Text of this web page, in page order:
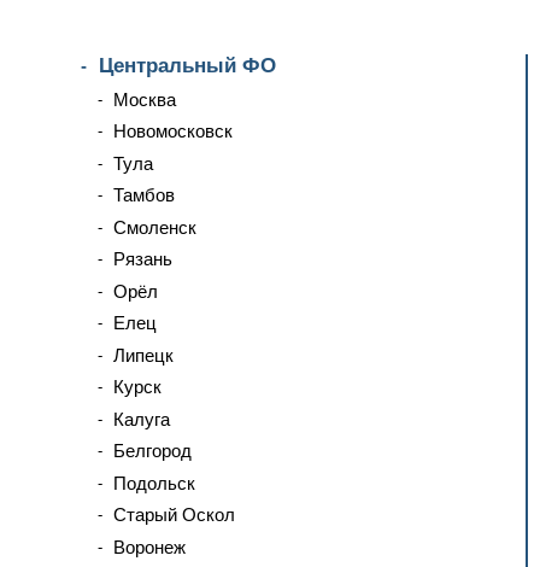
Центральный ФО
Москва
Новомосковск
Тула
Тамбов
Смоленск
Рязань
Орёл
Елец
Липецк
Курск
Калуга
Белгород
Подольск
Старый Оскол
Воронеж